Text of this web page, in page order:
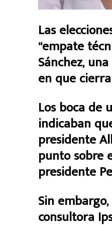
Las
“empate
Sánchez,
en que
Los boca de
indicaban
presidente
punto sobre
presidente
Sin
consultora